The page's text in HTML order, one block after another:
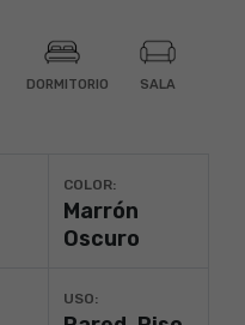
DORMITORIO SALA
COLOR:
Marrón
Oscuro
USO: